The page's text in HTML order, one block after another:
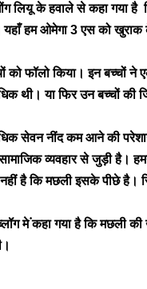
लियू के हवाले से कहा गया है
यहाँ हम ओमेगा 3 एसको खुराक
को फॉलो किया। इन बच्चों ने
थी। या फिर उन बच्चों की
सेवननींद कम आने की
व्यवहार से जुड़ी है।
है कि मछली इसके पीछे है।
मे ंकहा गया है कि मछली